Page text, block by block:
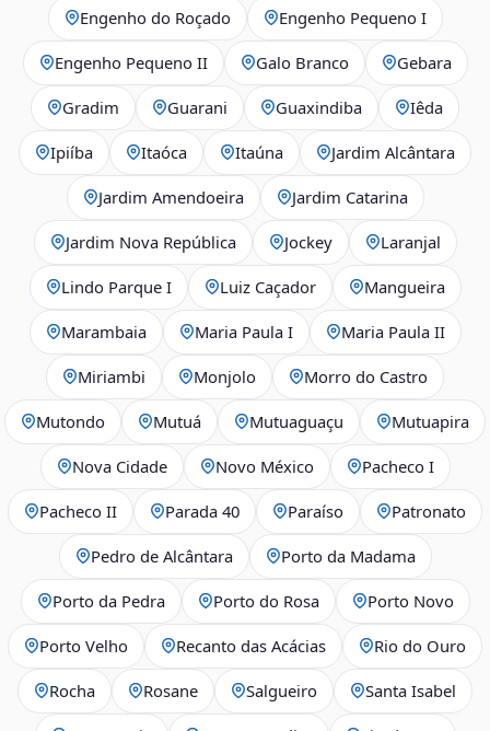
Engenho do Roçado Engenho Pequeno I
Engenho Pequeno II Galo Branco Gebara
Gradim Guarani Guaxindiba Iêda
Ipiíba Itaóca Itaúna Jardim Alcântara
Jardim Amendoeira Jardim Catarina
Jardim Nova República Jockey Laranjal
Lindo Parque I Luiz Caçador Mangueira
Marambaia Maria Paula I Maria Paula II
Miriambi Monjolo Morro do Castro
Mutondo Mutuá Mutuaguaçu Mutuapira
Nova Cidade Novo México Pacheco I
Pacheco II Parada 40 Paraíso Patronato
Pedro de Alcântara Porto da Madama
Porto da Pedra Porto do Rosa Porto Novo
Porto Velho Recanto das Acácias Rio do Ouro
Rocha Rosane Salgueiro Santa Isabel